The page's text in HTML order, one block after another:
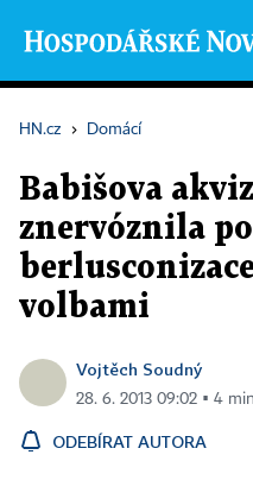
HN.cz › Domácí
Babišova
znervóznila
volbami
Vojtěch Soudný
28. 6. 2013 09:02 ▪ 4
ODEBÍRAT AUTORA